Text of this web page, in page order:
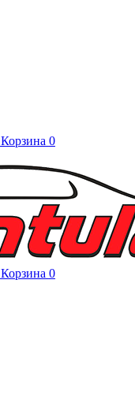
Корзина 0
Корзина 0